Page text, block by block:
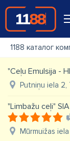
1188 каталог
"Ceļu Emulsija -
Putniņu iela 2,
"Limbažu ceļi"
Mūrmuižas